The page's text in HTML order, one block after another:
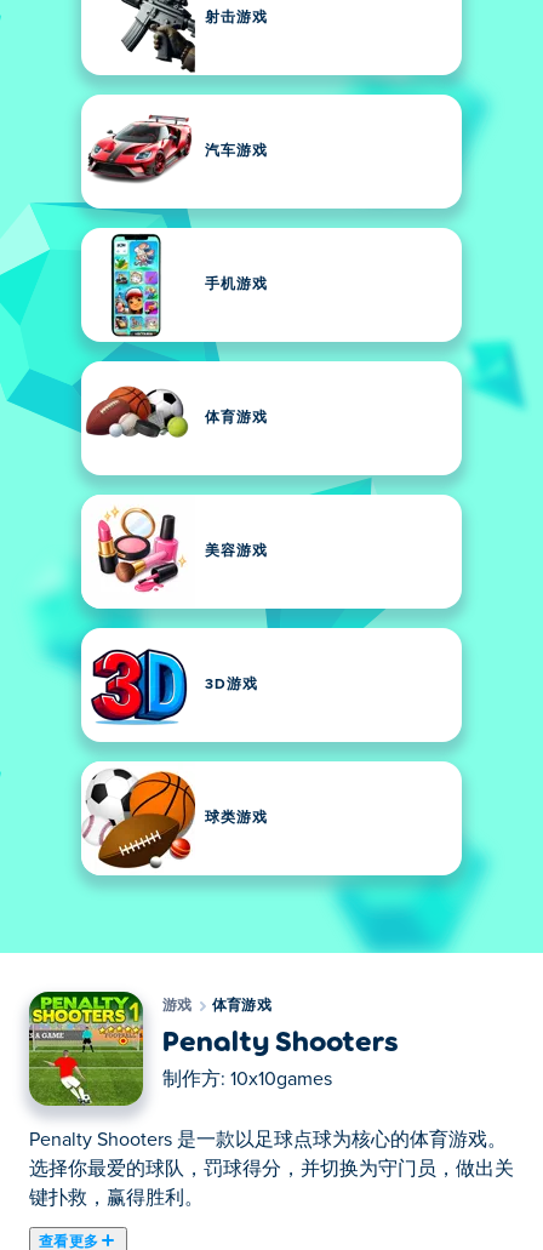
射击游戏
汽车游戏
手机游戏
体育游戏
美容游戏
3D游戏
球类游戏
游戏 体育游戏
Penalty Shooters
制作方: 10x10games
Penalty Shooters 是一款以足球点球为核心的体育游戏。
选择你最爱的球队，罚球得分，并切换为守门员，做出关
键扑救，赢得胜利。
查看更多